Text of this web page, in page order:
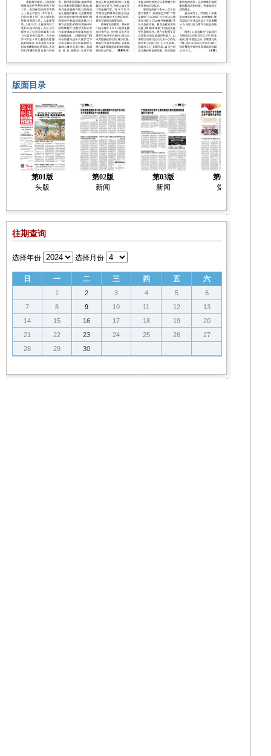
版面目录
第01版
头版
第02版
新闻
第03版
新闻
第04版
党建
往期查询
选择年份 选择月份
日 一 二 三 四 五 六
1 2 3 4 5
6
7
8 9 10 11 12
13
14
15 16 17 18 19
20
21
22 23 24 25 26
27
28
29 30